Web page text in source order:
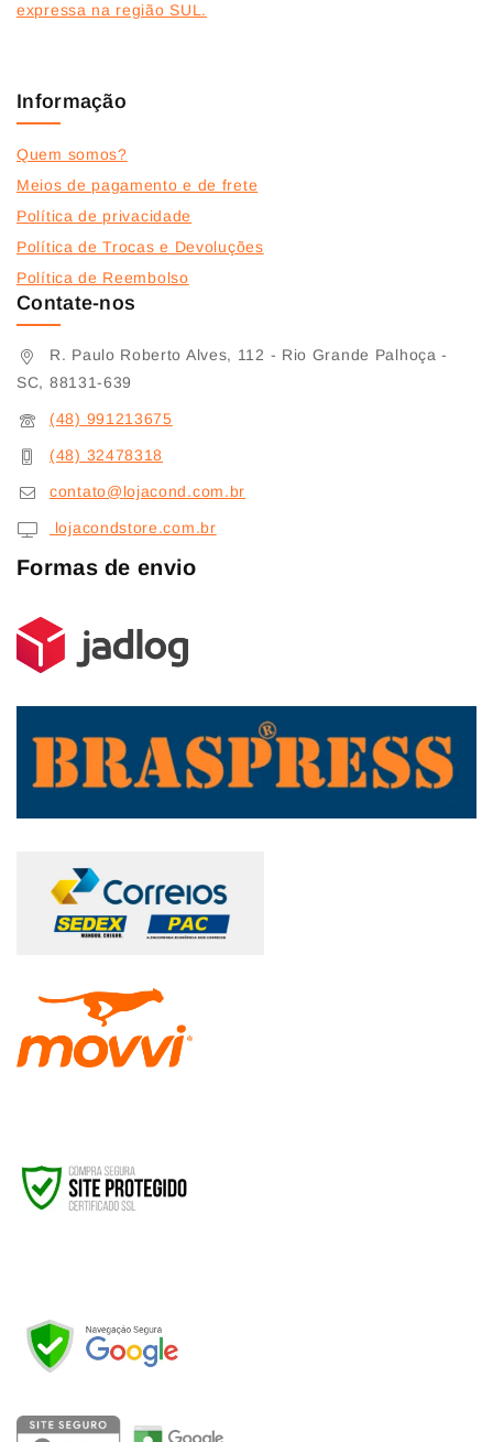
expressa na região SUL.
Informação
Quem somos?
Meios de pagamento e de frete
Política de privacidade
Política de Trocas e Devoluções
Política de Reembolso
Contate-nos
R. Paulo Roberto Alves, 112 - Rio Grande Palhoça -
SC, 88131-639
(48) 991213675
(48) 32478318
contato@lojacond.com.br
lojacondstore.com.br
Formas de envio